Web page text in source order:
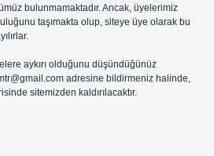
bulunmamaktadır. Ancak, üyelerimiz
taşımakta olup, siteye üye olarak bu
aykırı olduğunu düşündüğünüz
adresine bildirmeniz halinde,
sitemizden kaldırılacaktır.